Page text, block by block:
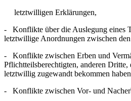
letztwilligen Erklärungen,
- Konflikte über die Auslegung eines
letztwillige Anordnungen zwischen
- Konflikte zwischen Erben und
Pflichtteilsberechtigten, anderen Dritte,
letztwillig zugewandt bekommen
- Konflikte zwischen Vor- und